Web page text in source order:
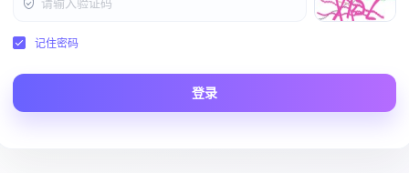
记住密码
登录